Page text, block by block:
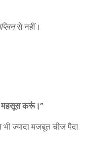
से नहीं।
महसूस करूं।”
ज्यादा मजबूत चीज पैदा